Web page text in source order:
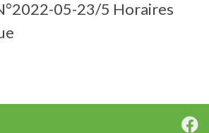
05-23/5 Horaires